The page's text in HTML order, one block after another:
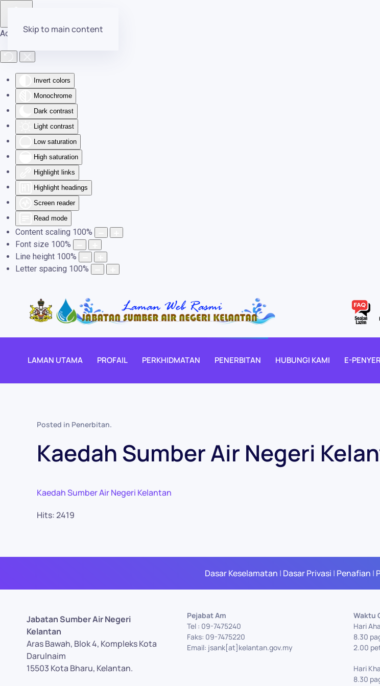
Accessibility Tools
Invert colors
Monochrome
Dark contrast
Light contrast
Low saturation
High saturation
Highlight links
Highlight headings
Screen reader
Read mode
Content scaling 100%
Font size 100%
Line height 100%
Letter spacing 100%
Skip to main content
LAMAN UTAMA PROFAIL PERKHIDMATAN PENERBITAN HUBUNGI KAMI E-
Posted in Penerbitan.
Kaedah Sumber Air Negeri
Kaedah Sumber Air Negeri Kelantan
Hits: 2419
Dasar Keselamatan | Dasar Privasi | Penafian |
Jabatan Sumber Air Negeri
Kelantan
Aras Bawah, Blok 4, Kompleks Kota
Darulnaim
15503 Kota Bharu, Kelantan.
Pejabat Am
Tel : 09-7475240
Faks: 09-7475220
Email: jsank[at]kelantan.gov.my
Waktu
Hari
8.30
2.00
Hari
8.30